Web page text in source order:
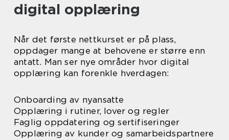
digital opplæring
Når det første nettkurset er på plass,
oppdager mange at behovene er større enn
antatt. Man ser nye områder hvor digital
opplæring kan forenkle hverdagen:
Onboarding av nyansatte
Opplæring i rutiner, lover og regler
Faglig oppdatering og sertifiseringer
Opplæring av kunder og samarbeidspartnere